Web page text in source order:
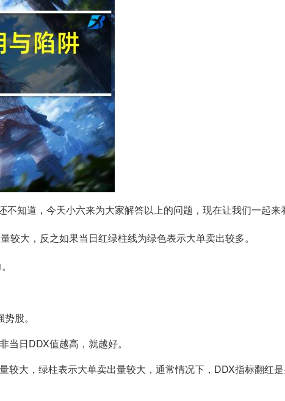
知道，今天小六来为大家解答以上的问题，现在让我们一起来
较大，反之如果当日红绿柱线为绿色表示大单卖出较多。
股。
日DDX值越高，就越好。
较大，绿柱表示大单卖出量较大，通常情况下，DDX指标翻红